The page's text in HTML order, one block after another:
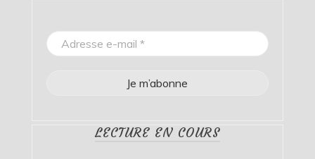
LECTURE EN COURS